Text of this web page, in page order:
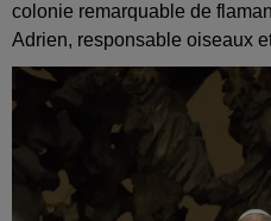
colonie remarquable de
Adrien, responsable oiseaux